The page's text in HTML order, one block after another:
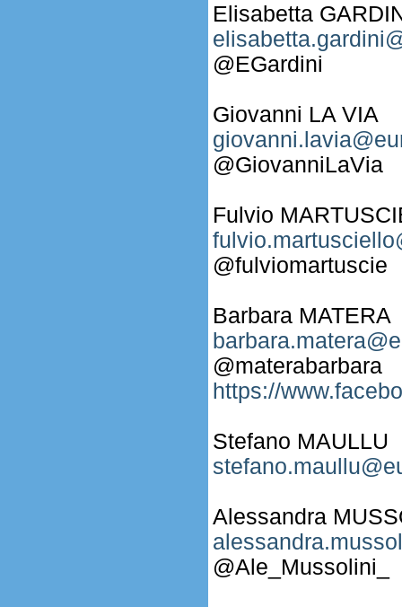
Elisabetta
@EGardini
Giovanni LA VIA
@GiovanniLaVia
Fulvio
@fulviomartuscie
Barbara MATERA
@materabarbara
https://
Stefano MAULLU
Alessandra
@Ale_Mussolini_